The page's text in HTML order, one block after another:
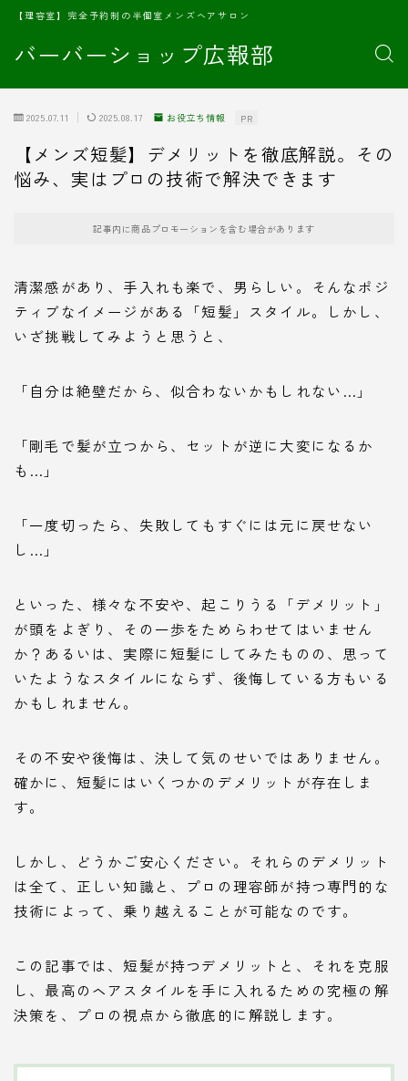
バーバーショップ広報部
【理容室】完全予約制の半個室メンズヘアサロン
2025.07.11 2025.08.17 お役立ち情報 PR
【メンズ短髪】デメリットを徹底解説。その
悩み、実はプロの技術で解決できます
記事内に商品プロモーションを含む場合があります
清潔感があり、手入れも楽で、男らしい。そんなポジ
ティブなイメージがある「短髪」スタイル。しかし、
いざ挑戦してみようと思うと、
「自分は絶壁だから、似合わないかもしれない…」
「剛毛で髪が立つから、セットが逆に大変になるか
も…」
「一度切ったら、失敗してもすぐには元に戻せない
し…」
といった、様々な不安や、起こりうる「デメリット」
が頭をよぎり、その一歩をためらわせてはいません
か？あるいは、実際に短髪にしてみたものの、思って
いたようなスタイルにならず、後悔している方もいる
かもしれません。
その不安や後悔は、決して気のせいではありません。
確かに、短髪にはいくつかのデメリットが存在しま
す。
しかし、どうかご安心ください。それらのデメリット
は全て、正しい知識と、プロの理容師が持つ専門的な
技術によって、乗り越えることが可能なのです。
この記事では、短髪が持つデメリットと、それを克服
し、最高のヘアスタイルを手に入れるための究極の解
決策を、プロの視点から徹底的に解説します。